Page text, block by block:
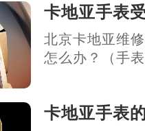
卡地亚手表
北京卡地亚维
怎么办？（手
卡地亚手表